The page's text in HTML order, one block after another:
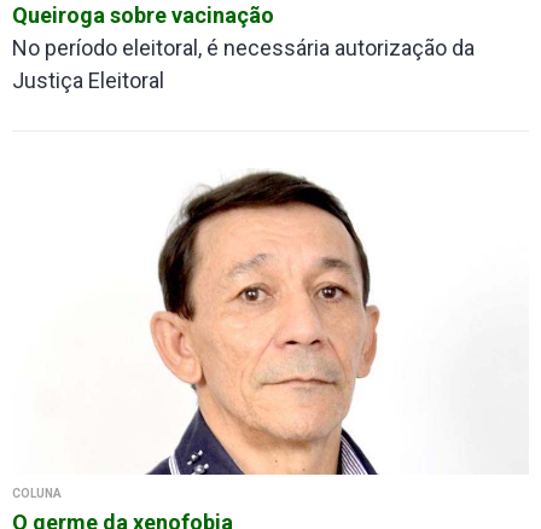
Queiroga sobre vacinação
No período eleitoral, é necessária autorização da
Justiça Eleitoral
COLUNA
O germe da xenofobia